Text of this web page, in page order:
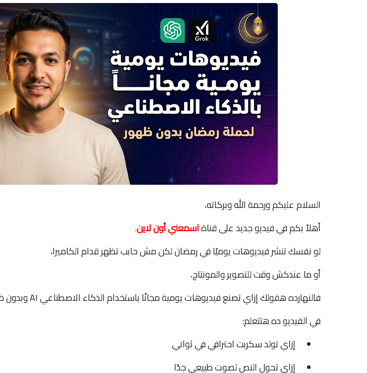
السلام عليكم ورحمة الله وبركاته،
أهلاً بكم في فيديو جديد على قناةاسمعني أون لاين.
لو نفسك تنشر فيديوهات يوميًا في رمضان لكن مش حابب تظهر قدام الكاميرا،
أو ما عندكش وقت للتصوير والمونتاج،
فالنهارده هقولك إزاي تصنع فيديوهات يومية مجانًا باستخدام الذكاء الاصطناعي AI وبدون ظهور نهائيًا.
في الفيديو ده هتتعلم:
إزاي تولد سكربت احترافي في ثواني
إزاي تحول النص لصوت طبيعي جدًا